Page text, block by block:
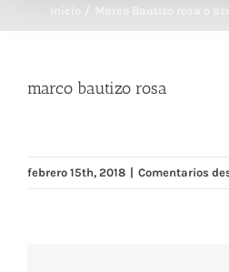
Inicio Marco Bautizo rosa o
marco bautizo rosa
febrero 15th, 2018 | Comentarios